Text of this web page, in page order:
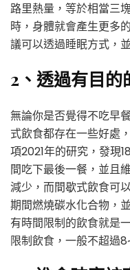
路里熱量，等於相當三
時，身體就會產生更多
議可以透過睡眠方式，
2、透過有目的
無論你是否覺得不吃早
式飲食都存在一些好處
項2021年的研究，發現
間吃下最後一餐，並且
減少，而間歇式飲食可
期間燃燒碳水化合物，
有時間限制的飲食就是
限制飲食，一般不超過